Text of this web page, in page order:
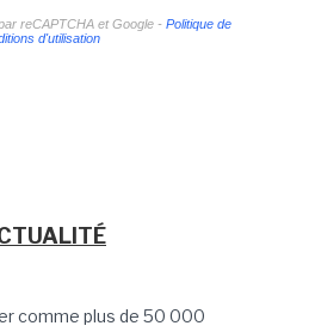
reCAPTCHA et Google - Politique de
d'utilisation
comme plus de 50 000